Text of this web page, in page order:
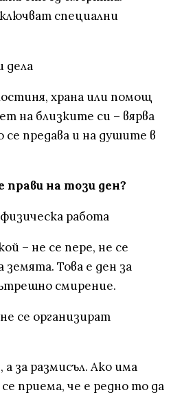
специални
дела
храна или помощ
на близките си – вярва
се предава и на душите в
прави на този ден?
работа
– не се пере, не се
земята. Това е ден за
смирение.
се организират
за размисъл. Ако има
приема, че е редно то да